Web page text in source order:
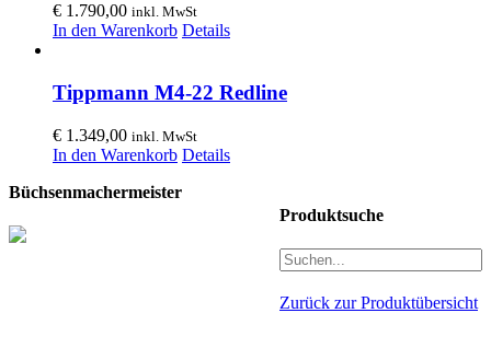
€ 1.790,00 inkl. MwSt
In den Warenkorb Details
Tippmann M4-22 Redline
€ 1.349,00 inkl. MwSt
In den Warenkorb Details
Produktsuche
Zurück zur Produktübersicht
Büchsenmachermeister